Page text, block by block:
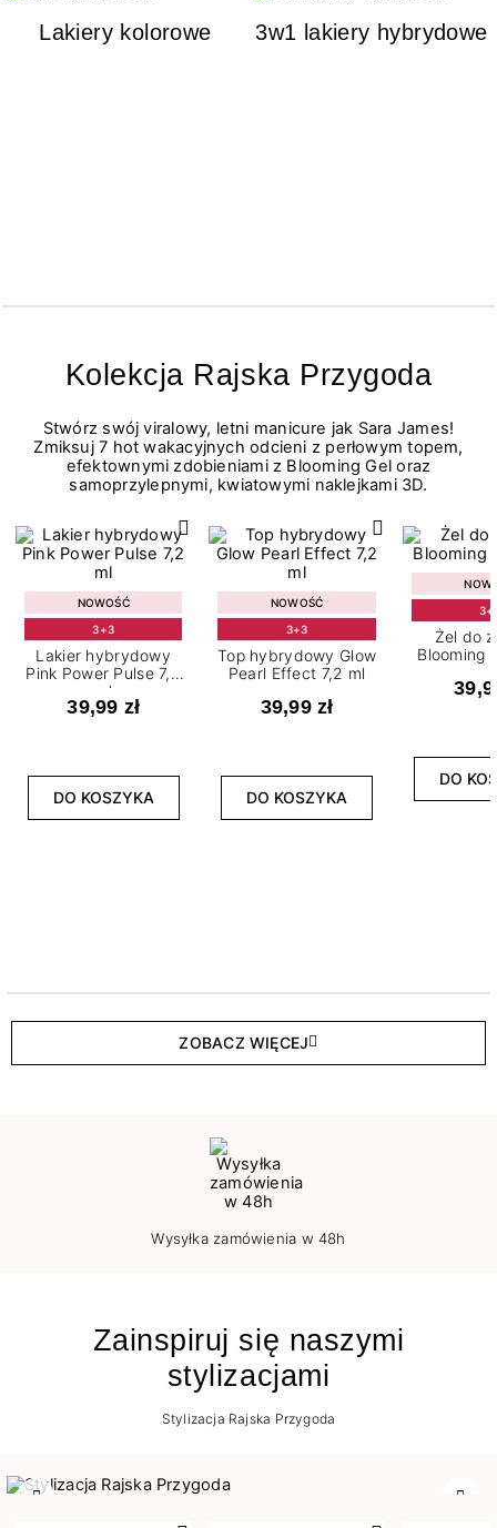
Lakiery kolorowe 3w1 lakiery hybrydowe
Kolekcja Rajska Przygoda
Stwórz swój viralowy, letni manicure jak Sara James!
Zmiksuj 7 hot wakacyjnych odcieni z perłowym topem,
efektownymi zdobieniami z Blooming Gel oraz
samoprzylepnymi, kwiatowymi naklejkami 3D.
NOWOŚĆ
3+3
Lakier hybrydowy
Pink Power Pulse 7,2
ml
39,99 zł
DO KOSZYKA
NOWOŚĆ
3+3
Top hybrydowy Glow
Pearl Effect 7,2 ml
39,99 zł
DO KOSZYKA
Żel do
Blooming
DO
ZOBACZ WIĘCEJ
Wysyłka zamówienia w 48h
Zainspiruj się naszymi
stylizacjami
Stylizacja Rajska Przygoda